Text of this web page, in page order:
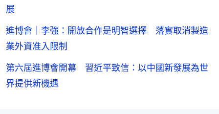
展
進博會｜李強：開放合作是明智選擇 落實取消製造
業外資准入限制
第六屆進博會開幕 習近平致信：以中國新發展為世
界提供新機遇